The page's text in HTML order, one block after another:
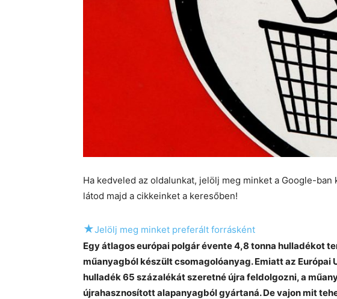
Ha kedveled az oldalunkat, jelölj meg minket a Google-
látod majd a cikkeinket a keresőben!
★Jelölj meg minket preferált forrásként
Egy átlagos európai polgár évente 4,8 tonna hulladékot
műanyagból készült csomagolóanyag. Emiatt az Európai
hulladék 65 százalékát szeretné újra feldolgozni, a
újrahasznosított alapanyagból gyártaná. De vajon mit